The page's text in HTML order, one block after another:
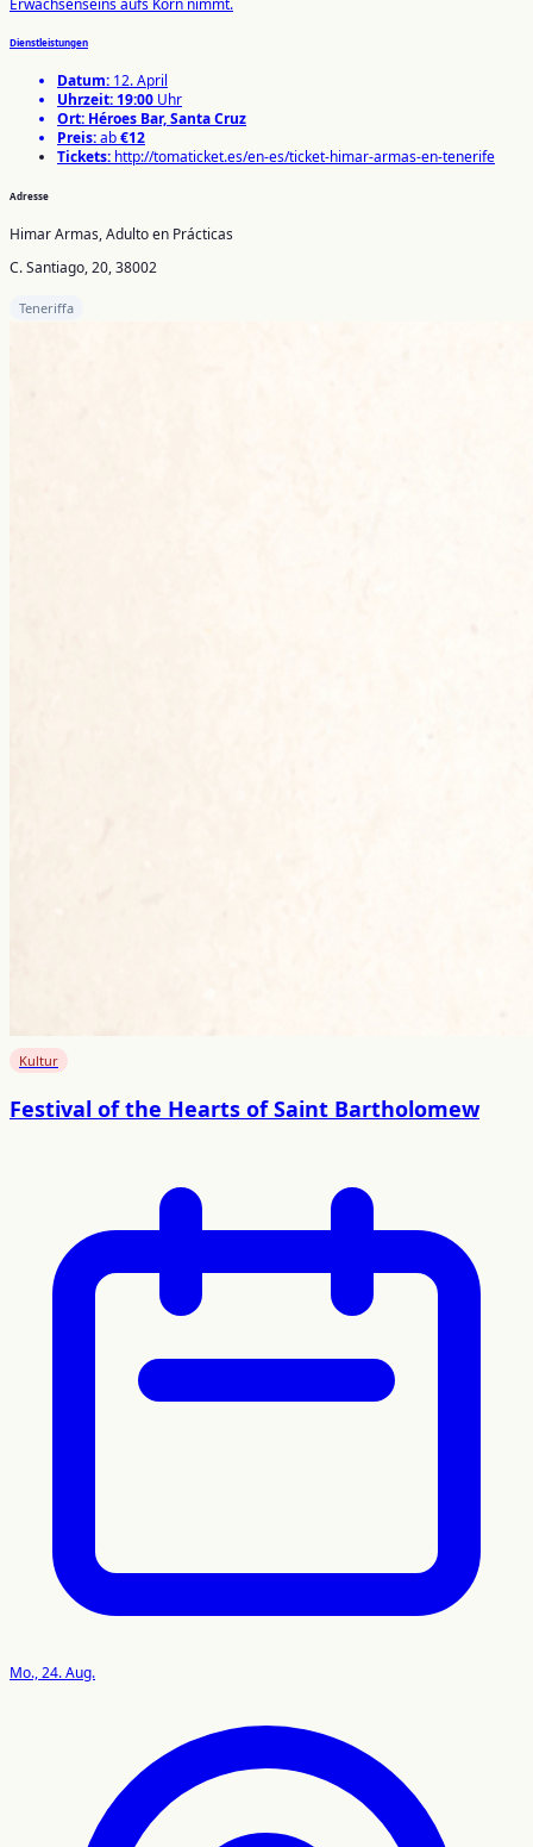
Dienstleistungen
Datum: 12. April
Uhrzeit:19:00 Uhr
Ort: Héroes Bar, Santa Cruz
Preis:ab€12
Tickets: http://tomaticket.es/en-es/ticket-himar-armas-en-tenerife
Adresse
Himar Armas, Adulto en Prácticas
C. Santiago, 20, 38002
Teneriffa
Kultur
Festival of the Hearts of Saint Bartholomew
Mo., 24. Aug.